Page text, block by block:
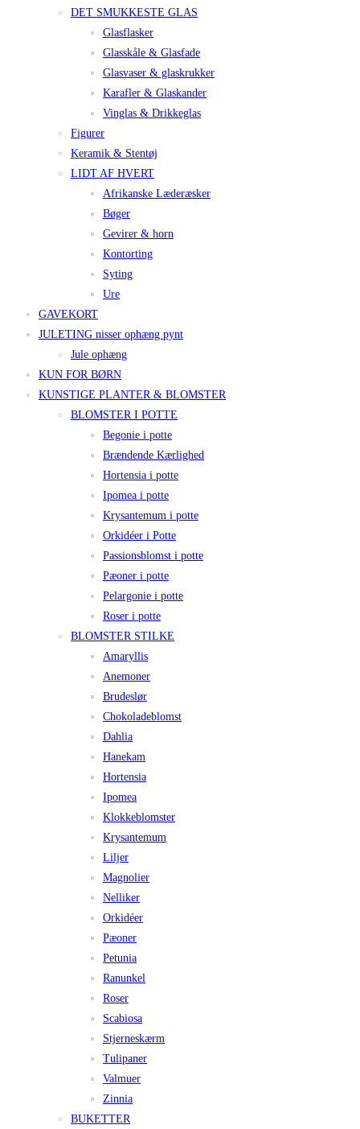
DET SMUKKESTE GLAS
Glasflasker
Glasskåle & Glasfade
Glasvaser & glaskrukker
Karafler & Glaskander
Vinglas & Drikkeglas
Figurer
Keramik & Stentøj
LIDT AF HVERT
Afrikanske Læderæsker
Bøger
Gevirer & horn
Kontorting
Syting
Ure
GAVEKORT
JULETING nisser ophæng pynt
Jule ophæng
KUN FOR BØRN
KUNSTIGE PLANTER & BLOMSTER
BLOMSTER I POTTE
Begonie i potte
Brændende Kærlighed
Hortensia i potte
Ipomea i potte
Krysantemum i potte
Orkidéer i Potte
Passionsblomst i potte
Pæoner i potte
Pelargonie i potte
Roser i potte
BLOMSTER STILKE
Amaryllis
Anemoner
Brudeslør
Chokoladeblomst
Dahlia
Hanekam
Hortensia
Ipomea
Klokkeblomster
Krysantemum
Liljer
Magnolier
Nelliker
Orkidéer
Pæoner
Petunia
Ranunkel
Roser
Scabiosa
Stjerneskærm
Tulipaner
Valmuer
Zinnia
BUKETTER